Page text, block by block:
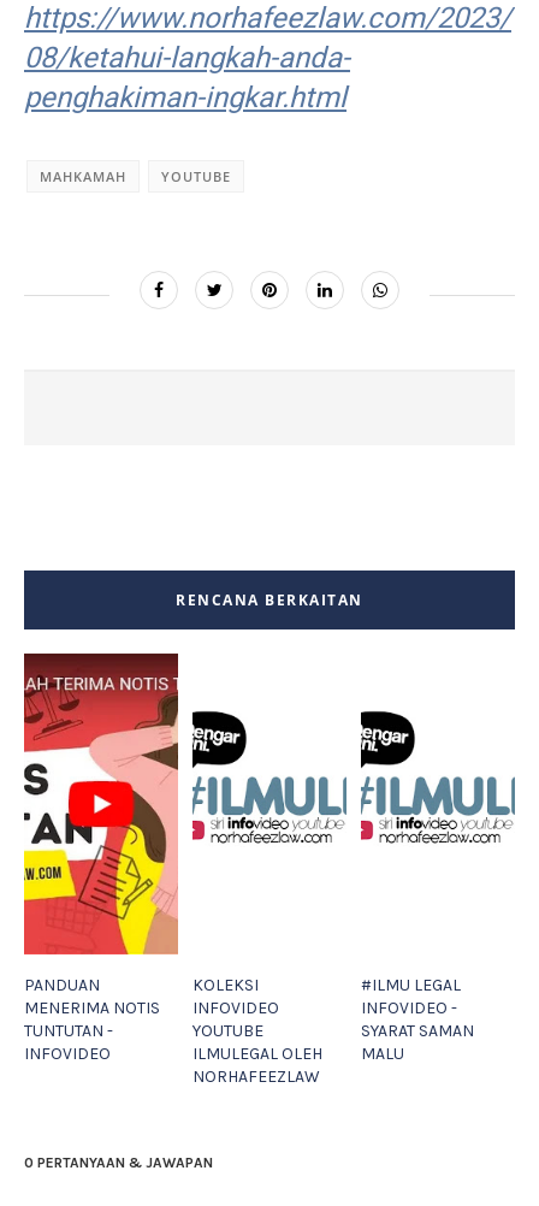
https://www.norhafeezlaw.com/2023/
08/ketahui-langkah-anda-
penghakiman-ingkar.html
MAHKAMAH YOUTUBE
RENCANA BERKAITAN
PANDUAN
MENERIMA NOTIS
TUNTUTAN -
INFOVIDEO
KOLEKSI
INFOVIDEO
YOUTUBE
ILMULEGAL OLEH
NORHAFEEZLAW
#ILMU LEGAL
INFOVIDEO -
SYARAT SAMAN
MALU
0 PERTANYAAN & JAWAPAN